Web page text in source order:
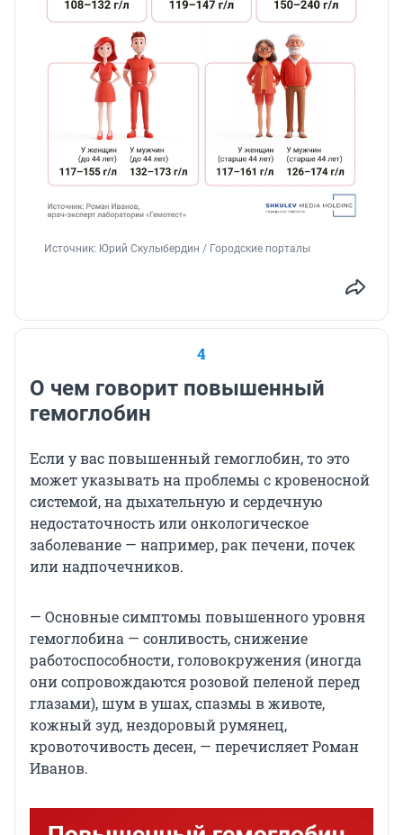
Источник: Юрий Скулыбердин / Городские порталы
4
О чем говорит повышенный
гемоглобин
Если у вас повышенный гемоглобин, то это
может указывать на проблемы с кровеносной
системой, на дыхательную и сердечную
недостаточность или онкологическое
заболевание — например, рак печени, почек
или надпочечников.
— Основные симптомы повышенного уровня
гемоглобина — сонливость, снижение
работоспособности, головокружения (иногда
они сопровождаются розовой пеленой перед
глазами), шум в ушах, спазмы в животе,
кожный зуд, нездоровый румянец,
кровоточивость десен, — перечисляет Роман
Иванов.